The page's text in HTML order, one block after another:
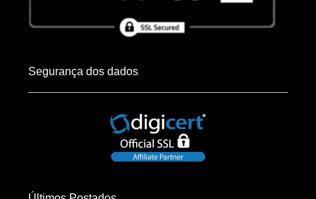
Segurança dos dados